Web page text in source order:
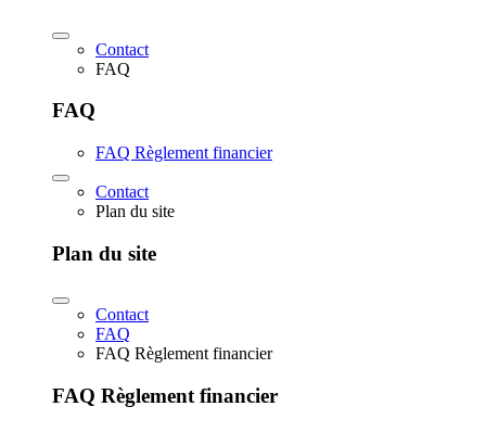
Contact
FAQ
FAQ
FAQ Règlement financier
Contact
Plan du site
Plan du site
Contact
FAQ
FAQ Règlement financier
FAQ Règlement financier